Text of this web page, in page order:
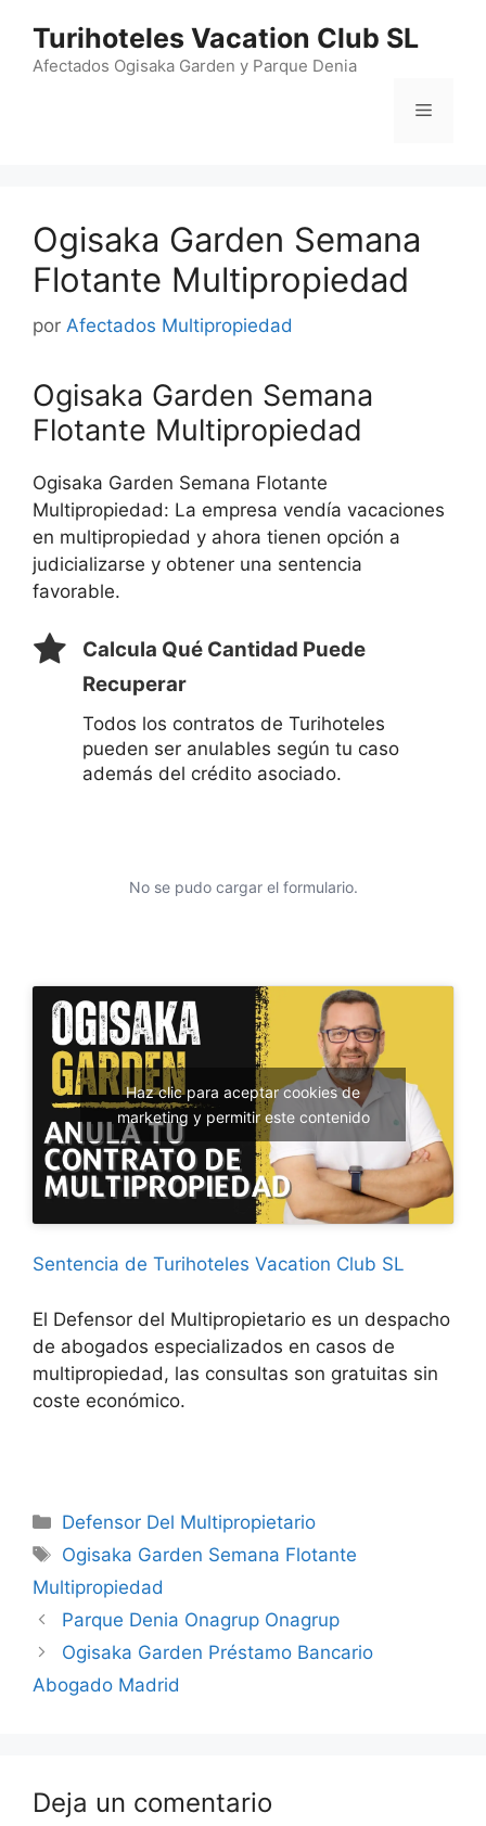
contenido
Turihoteles Vacation Club SL
Afectados Ogisaka Garden y Parque Denia
Menú
Ogisaka Garden Semana
Flotante Multipropiedad
por Afectados Multipropiedad
Ogisaka Garden Semana
Flotante Multipropiedad
Ogisaka Garden Semana Flotante
Multipropiedad: La empresa vendía vacaciones
en multipropiedad y ahora tienen opción a
judicializarse y obtener una sentencia
favorable.
Calcula Qué Cantidad Puede
Recuperar
Todos los contratos de Turihoteles
pueden ser anulables según tu caso
además del crédito asociado.
No se pudo cargar el formulario.
Haz clic para aceptar cookies de
marketing y permitir este contenido
Sentencia de Turihoteles Vacation Club SL
El Defensor del Multipropietario es un despacho
de abogados especializados en casos de
multipropiedad, las consultas son gratuitas sin
coste económico.
Categorías
Defensor Del Multipropietario
Etiquetas
Ogisaka Garden Semana Flotante
Multipropiedad
Parque Denia Onagrup Onagrup
Ogisaka Garden Préstamo Bancario
Abogado Madrid
Deja un comentario